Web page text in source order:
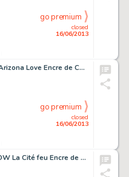
closed
16/06/2013
go premium
GIRAUD Blueberry Arizona Love Encre de Chine pour la planche 12 mythique
closed
16/06/2013
go premium
MOEBIUS et DARROW La Cité feu Encre de Chine sur calque pour cette grande